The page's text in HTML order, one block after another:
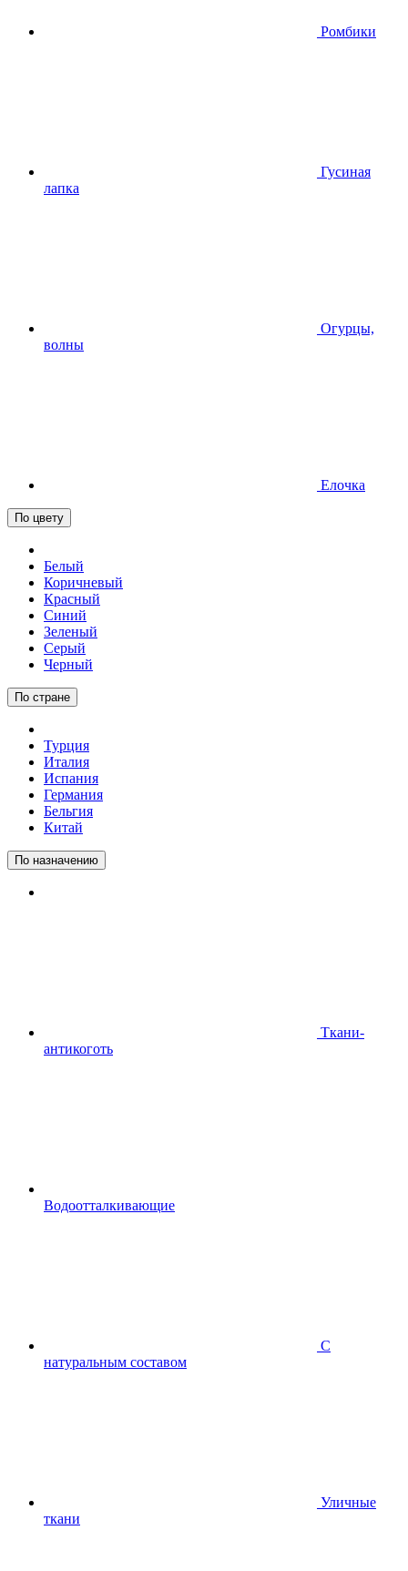
Ромбики
Гусиная
лапка
Огурцы,
волны
Елочка
По цвету
Белый
Коричневый
Красный
Синий
Зеленый
Серый
Черный
По стране
Турция
Италия
Испания
Германия
Бельгия
Китай
По назначению
Ткани-
антикоготь
Водоотталкивающие
С
натуральным составом
Уличные
ткани